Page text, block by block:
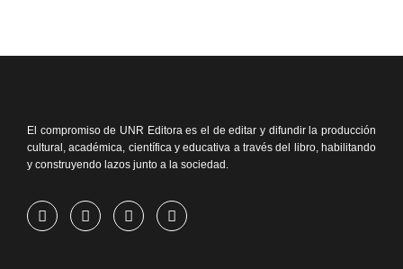
El compromiso de UNR Editora es el de editar y difundir la producción
cultural, académica, científica y educativa a través del libro, habilitando
y construyendo lazos junto a la sociedad.